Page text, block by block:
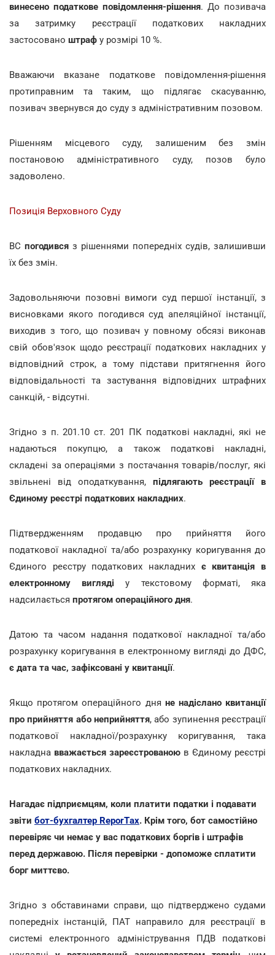
винесено податкове повідомлення-рішення. До позивача
за затримку реєстрації податкових накладних
застосовано штраф у розмірі 10 %.
Вважаючи вказане податкове повідомлення-рішення
протиправним та таким, що підлягає скасуванню,
позивач звернувся до суду з адміністративним позовом.
Рішенням місцевого суду, залишеним без змін
постановою адміністративного суду, позов було
задоволено.
Позиція Верховного Суду
ВС погодився з рішеннями попередніх судів, залишивши
їх без змін.
Задовольняючи позовні вимоги суд першої інстанції, з
висновками якого погодився суд апеляційної інстанції,
виходив з того, що позивач у повному обсязі виконав
свій обов'язок щодо реєстрації податкових накладних у
відповідний строк, а тому підстави притягнення його
відповідальності та застування відповідних штрафних
санкцій, - відсутні.
Згідно з п. 201.10 ст. 201 ПК податкові накладні, які не
надаються покупцю, а також податкові накладні,
складені за операціями з постачання товарів/послуг, які
звільнені від оподаткування, підлягають реєстрації в
Єдиному реєстрі податкових накладних.
Підтвердженням продавцю про прийняття його
податкової накладної та/або розрахунку коригування до
Єдиного реєстру податкових накладних є квитанція в
електронному виглядіу текстовому форматі, яка
надсилається протягом операційного дня.
Датою та часом надання податкової накладної та/або
розрахунку коригування в електронному вигляді до ДФС,
є дата та час, зафіксовані у квитанції.
Якщо протягом операційного дня не надіслано квитанції
про прийняття або неприйняття, або зупинення реєстрації
податкової накладної/розрахунку коригування, така
накладна вважається зареєстрованою в Єдиному реєстрі
податкових накладних.
Нагадає підприємцям, коли платити податки і подавати
звіти бот-бухгалтер ReporTах. Крім того, бот самостійно
перевіряє чи немає у вас податкових боргів і штрафів
перед державою. Після перевірки - допоможе сплатити
борг миттєво.
Згідно з обставинами справи, що підтверджено судами
попередніх інстанцій, ПАТ направило для реєстрації в
системі електронного адміністрування ПДВ податкові